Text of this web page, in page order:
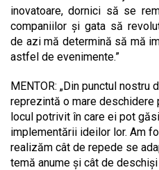
inovatoare, dornici să se
companiilor și gata să
de azi mă determină să mă
astfel de evenimente.”
MENTOR: „Din punctul nostru
reprezintă o mare deschidere
locul potrivit în care ei pot
implementării ideilor lor. Am
realizăm cât de repede se
temă anume și cât de